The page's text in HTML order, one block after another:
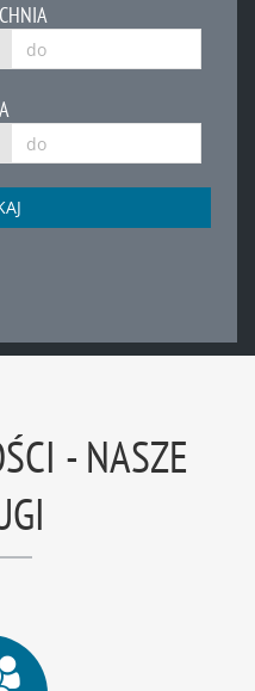
- NASZE